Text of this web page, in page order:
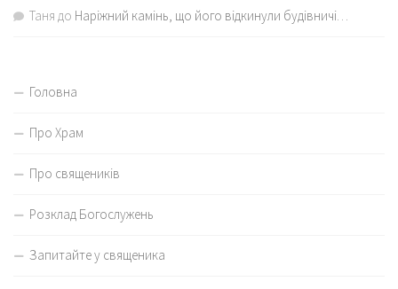
Таня до Наріжний камінь, що його відкинули будівничі…
Головна
Про Храм
Про священиків
Розклад Богослужень
Запитайте у священика